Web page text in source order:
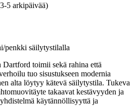
5 arkipäivää)
penkki säilytystilalla
toimii sekä rahina että
tuo sisustukseen modernia
alta löytyy kätevä säilytystila. Tukeva
takaavat kestävyyden ja
käytännöllisyyttä ja